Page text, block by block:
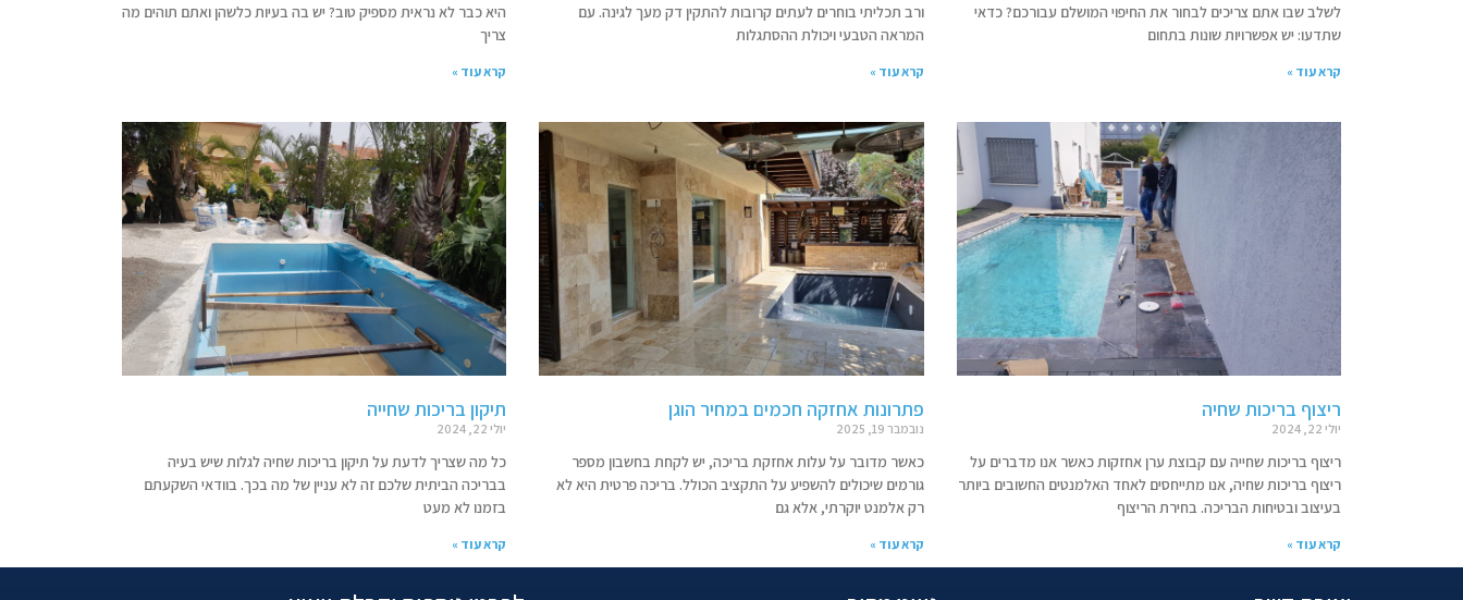
לשלב שבו אתם צריכים לבחור את החיפוי המושלם עבורכם? כדאי
שתדעו: יש אפשרויות שונות בתחום
קרא עוד »
ורב תכליתי בוחרים לעתים קרובות להתקין דק מעך לגינה. עם
המראה הטבעי ויכולת ההסתגלות
קרא עוד »
היא כבר לא נראית מספיק טוב? יש בה בעיות כלשהן ואתם תוהים מה
צריך
קרא עוד »
ריצוף בריכות שחיה
יולי 22, 2024
ריצוף בריכות שחייה עם קבוצת ערן אחזקות כאשר אנו מדברים על
ריצוף בריכות שחיה, אנו מתייחסים לאחד האלמנטים החשובים ביותר
בעיצוב ובטיחות הבריכה. בחירת הריצוף
קרא עוד »
פתרונות אחזקה חכמים במחיר הוגן
נובמבר 19, 2025
כאשר מדובר על עלות אחזקת בריכה, יש לקחת בחשבון מספר
גורמים שיכולים להשפיע על התקציב הכולל. בריכה פרטית היא לא
רק אלמנט יוקרתי, אלא גם
קרא עוד »
תיקון בריכות שחייה
יולי 22, 2024
כל מה שצריך לדעת על תיקון בריכות שחיה לגלות שיש בעיה
בבריכה הביתית שלכם זה לא עניין של מה בכך. בוודאי השקעתם
בזמנו לא מעט
קרא עוד »